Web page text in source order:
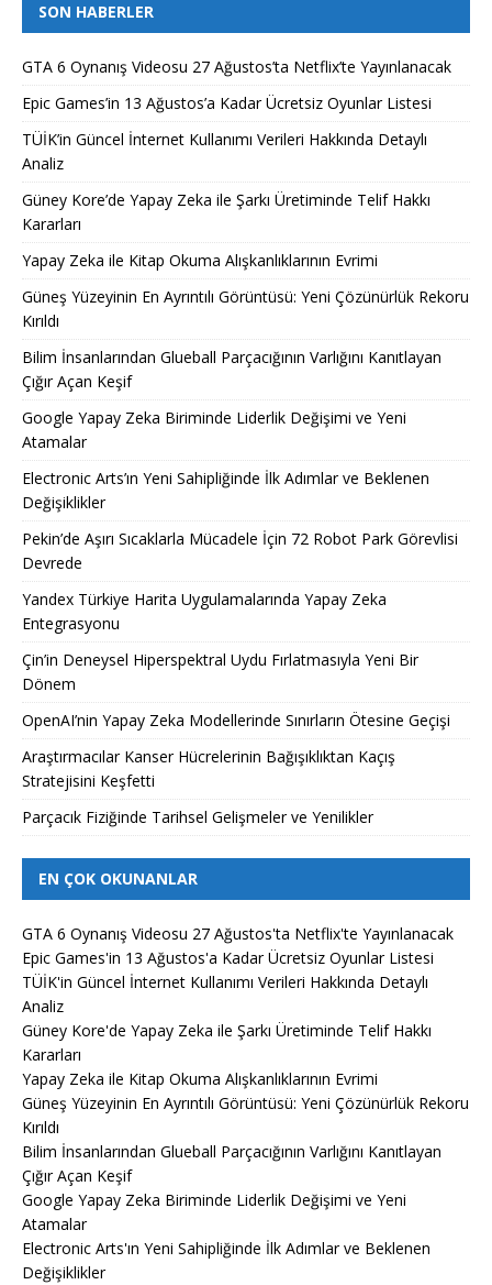
SON HABERLER
GTA 6 Oynanış Videosu 27 Ağustos’ta Netflix’te Yayınlanacak
Epic Games’in 13 Ağustos’a Kadar Ücretsiz Oyunlar Listesi
TÜİK’in Güncel İnternet Kullanımı Verileri Hakkında Detaylı
Analiz
Güney Kore’de Yapay Zeka ile Şarkı Üretiminde Telif Hakkı
Kararları
Yapay Zeka ile Kitap Okuma Alışkanlıklarının Evrimi
Güneş Yüzeyinin En Ayrıntılı Görüntüsü: Yeni Çözünürlük Rekoru
Kırıldı
Bilim İnsanlarından Glueball Parçacığının Varlığını Kanıtlayan
Çığır Açan Keşif
Google Yapay Zeka Biriminde Liderlik Değişimi ve Yeni
Atamalar
Electronic Arts’ın Yeni Sahipliğinde İlk Adımlar ve Beklenen
Değişiklikler
Pekin’de Aşırı Sıcaklarla Mücadele İçin 72 Robot Park Görevlisi
Devrede
Yandex Türkiye Harita Uygulamalarında Yapay Zeka
Entegrasyonu
Çin’in Deneysel Hiperspektral Uydu Fırlatmasıyla Yeni Bir
Dönem
OpenAI’nin Yapay Zeka Modellerinde Sınırların Ötesine Geçişi
Araştırmacılar Kanser Hücrelerinin Bağışıklıktan Kaçış
Stratejisini Keşfetti
Parçacık Fiziğinde Tarihsel Gelişmeler ve Yenilikler
EN ÇOK OKUNANLAR
GTA 6 Oynanış Videosu 27 Ağustos'ta Netflix'te Yayınlanacak
Epic Games'in 13 Ağustos'a Kadar Ücretsiz Oyunlar Listesi
TÜİK'in Güncel İnternet Kullanımı Verileri Hakkında Detaylı
Analiz
Güney Kore'de Yapay Zeka ile Şarkı Üretiminde Telif Hakkı
Kararları
Yapay Zeka ile Kitap Okuma Alışkanlıklarının Evrimi
Güneş Yüzeyinin En Ayrıntılı Görüntüsü: Yeni Çözünürlük Rekoru
Kırıldı
Bilim İnsanlarından Glueball Parçacığının Varlığını Kanıtlayan
Çığır Açan Keşif
Google Yapay Zeka Biriminde Liderlik Değişimi ve Yeni
Atamalar
Electronic Arts'ın Yeni Sahipliğinde İlk Adımlar ve Beklenen
Değişiklikler